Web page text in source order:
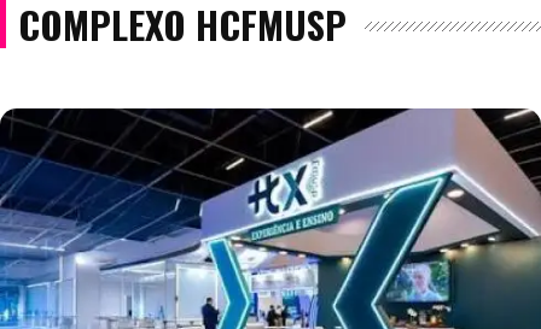
COMPLEXO HCFMUSP